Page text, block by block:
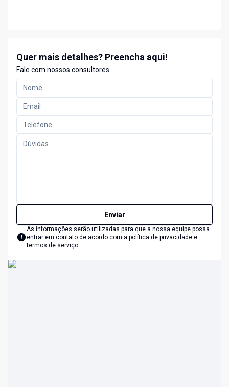
Quer mais detalhes? Preencha aqui!
Fale com nossos consultores
Enviar
As informações serão utilizadas para que a nossa equipe possa
entrar em contato de acordo com a política de privacidade e
termos de serviço